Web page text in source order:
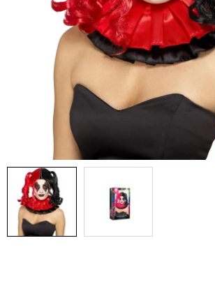
Náš příběh Nejčastější otázky a odpovědi
Doprava a poštovné
Vrácení a reklamace
Obchodní podmínky
Podmínky ochrany